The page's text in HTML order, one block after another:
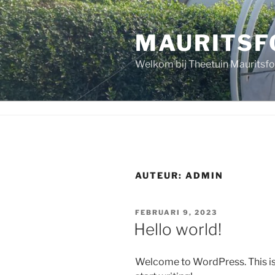
Naar
de
inhoud
springen
Welkom bij Theetuin
AUTEUR: ADMIN
GEPLAATST
OP
FEBRUARI 9, 2023
Hello world!
Welcome to WordPress. This